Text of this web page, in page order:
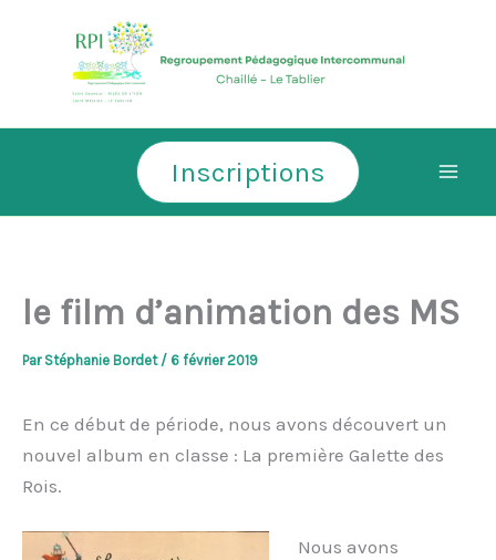
Inscriptions
le film d’animation des MS
Par Stéphanie Bordet / 6 février 2019
En ce début de période, nous avons découvert un
nouvel album en classe : La première Galette des
Rois.
Nous avons